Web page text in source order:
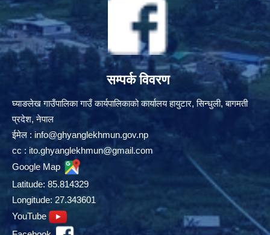
सम्पर्क विवरण
घ्याङलेख गाउँपालिका गाउँ कार्यपालिकाको कार्यालय हायुटार, सिन्धुली, बागमती
प्रदेश, नेपाल
ईमेल : info@ghyanglekhmun.gov.np
cc : ito.ghyanglekhmun@gmail.com
Google Map
Latitude: 85.814329
Longitude: 27.343601
YouTube